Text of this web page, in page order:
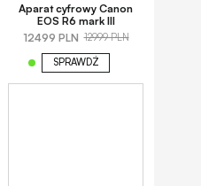
Aparat cyfrowy Canon
EOS R6 mark III
12499 PLN 12999 PLN
SPRAWDŹ